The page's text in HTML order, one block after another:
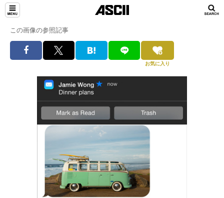
この画像の参照記事
お気に入り